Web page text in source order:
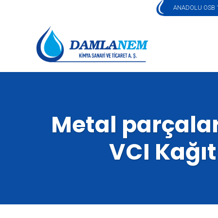
ANADOLU OSB
Metal
VCI